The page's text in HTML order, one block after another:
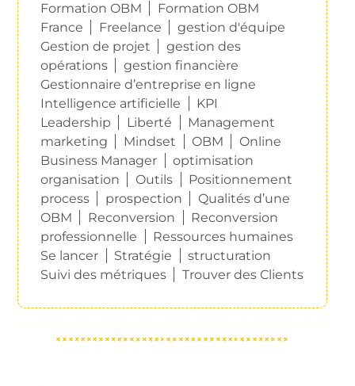
Formation OBM
Formation OBM
France
Freelance
gestion d'équipe
Gestion de projet
gestion des
opérations
gestion financière
Gestionnaire d’entreprise en ligne
Intelligence artificielle
KPI
Leadership
Liberté
Management
marketing
Mindset OBM
Online
Business Manager
optimisation
organisation
Outils
Positionnement
process
prospection
Qualités d’une
OBM
Reconversion
Reconversion
professionnelle
Ressources humaines
Se lancer
Stratégie
structuration
Suivi des métriques
Trouver des Clients